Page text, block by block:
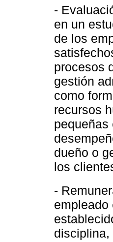
-
en un
de los
procesos
gestión
como
recursos
pequeñas
dueño o
los
-
empleado